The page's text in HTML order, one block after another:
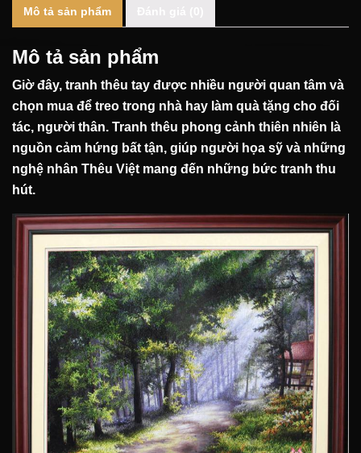
Mô tả sản phẩm
Mô tả sản phẩm
Giờ đây, tranh thêu tay được nhiều người quan tâm và
chọn mua để treo trong nhà hay làm quà tặng cho đối
tác, người thân. Tranh thêu phong cảnh thiên nhiên là
nguồn cảm hứng bất tận, giúp người họa sỹ và những
nghệ nhân Thêu Việt mang đến những bức tranh thu
hút.